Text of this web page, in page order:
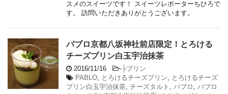
スメのスイーツです！ スイーツレポーターちひろで
す。 訪問いただきありがとうございます。
パブロ京都八坂神社前店限定！とろける
チーズプリン白玉宇治抹茶
2016/11/16 - ├プリン
PABLO, とろけるチーズプリン, とろけるチーズ
プリン白玉宇治抹茶, チーズタルト , パブロ , パブロ